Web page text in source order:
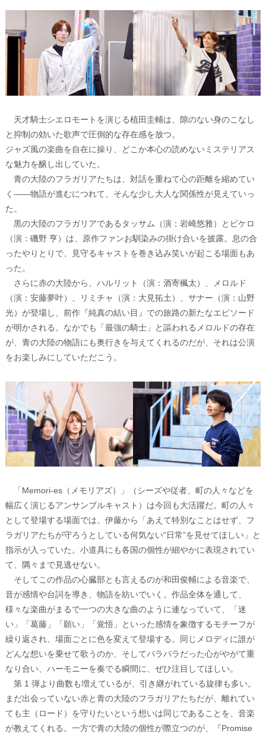
天才騎士シエロモートを演じる植田圭輔は、隙のない身のこなし
と抑制の効いた歌声で圧倒的な存在感を放つ。
ジャズ風の楽曲を自在に操り、どこか本心の読めないミステリアス
な魅力を醸し出していた。
青の大陸のフラガリアたちは、対話を重ねて心の距離を縮めてい
く――物語が進むにつれて、そんな少し大人な関係性が見えていっ
た。
黒の大陸のフラガリアであるタッサム（演：岩崎悠雅）とピケロ
（演：磯野 亨）は、原作ファンお馴染みの掛け合いを披露。息の合
ったやりとりで、見守るキャストを巻き込み笑いが起こる場面もあ
った。
さらに赤の大陸から、ハルリット（演：酒寄楓太）、メロルド
（演：安藤夢叶）、リミチャ（演：大見拓土）、サナー（演：山野
光）が登場し、前作『純真の結い目』での旅路の新たなエピソード
が明かされる。なかでも「最強の騎士」と謳われるメロルドの存在
が、青の大陸の物語にも奥行きを与えてくれるのだが、それは公演
をお楽しみにしていただこう。
「Memori-es（メモリアズ）」（シーズや従者、町の人々などを
幅広く演じるアンサンブルキャスト）は今回も大活躍だ。町の人々
として登場する場面では、伊藤から「あえて特別なことはせず、フ
ラガリアたちが守ろうとしている何気ない“日常”を見せてほしい」と
指示が入っていた。小道具にも各国の個性が細やかに表現されてい
て、隅々まで見逃せない。
そしてこの作品の心臓部とも言えるのが和田俊輔による音楽で、
音が感情や台詞を導き、物語を紡いでいく。作品全体を通して、
様々な楽曲がまるで一つの大きな曲のように連なっていて、「迷
い」「葛藤」「願い」「覚悟」といった感情を象徴するモチーフが
繰り返され、場面ごとに色を変えて登場する。同じメロディに誰が
どんな想いを乗せて歌うのか、そしてバラバラだった心がやがて重
なり合い、ハーモニーを奏でる瞬間に、ぜひ注目してほしい。
第 1 弾より曲数も増えているが、引き継がれている旋律も多い。
まだ出会っていない赤と青の大陸のフラガリアたちだが、離れてい
ても主（ロード）を守りたいという想いは同じであることを、音楽
が教えてくれる。一方で青の大陸の個性が際立つのが、『Promise